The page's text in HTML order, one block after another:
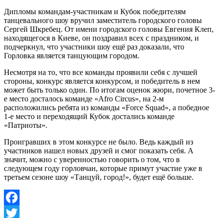
Дипломы командам-участникам и Кубок победителям
танцевального шоу вручил заместитель городского головы
Сергей Шкребец. От имени городского головы Евгения Клеп,
находящегося в Киеве, он поздравил всех с праздником, и
подчеркнул, что участники шоу ещё раз доказали, что
Горловка является танцующим городом.
Несмотря на то, что все команды проявили себя с лучшей
стороны, конкурс является конкурсом, и победитель в нем
может быть только один. По итогам оценок жюри, почетное 3-
е место досталось команде «Afro Circus», на 2-м
расположились ребята из команды «Force Squad», а победное
1-е место и переходящий Кубок достались команде
«Патриоты».
Проигравших в этом конкурсе не было. Ведь каждый из
участников нашел новых друзей и смог показать себя. А
значит, можно с уверенностью говорить о том, что в
следующем году горловчан, которые примут участие уже в
третьем сезоне шоу «Танцуй, город!», будет ещё больше.
Facebook